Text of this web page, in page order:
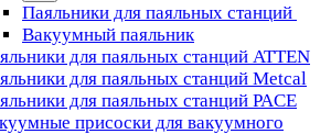
Паяльники для паяльных станций
Вакуумный паяльник
для паяльных станций ATTEN
для паяльных станций Metcal
для паяльных станций PACE
присоски для вакуумного